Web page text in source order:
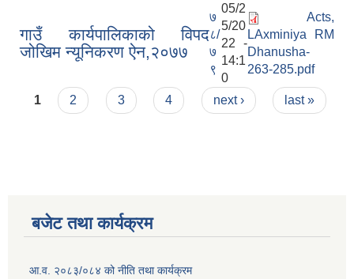
गाउँ कार्यपालिकाको विपद
जोखिम न्यूनिकरण ऐन,२०७७
७
८/
७
९
05/2
5/20
22 -
14:1
0
Acts,
LAxminiya RM
Dhanusha-
263-285.pdf
Pages
1 2 3 4 next › last »
बजेट तथा कार्यक्रम
आ.व. २०८३/०८४ को नीति तथा कार्यक्रम